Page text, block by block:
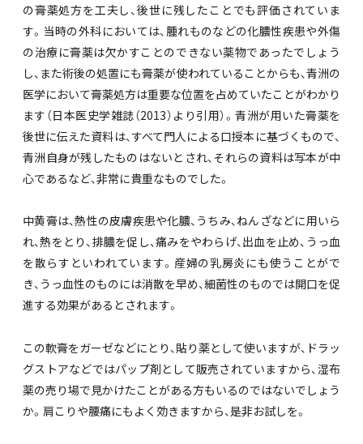
の膏薬処方を工夫し、後世に残したことでも評価されていま
す。当時の外科においては、腫れものなどの化膿性疾患や外傷
の治療に膏薬は欠かすことのできない薬物であったでしょう
し、また術後の処置にも膏薬が使われていることからも、青洲の
医学において膏薬処方は重要な位置を占めていたことがわかり
ます（日本医史学雑誌（2013）より引用）。青洲が用いた膏薬を
後世に伝えた資料は、すべて門人による口授本に基づくもので、
青洲自身が残したものはないとされ、それらの資料は写本が中
心であるなど、非常に貴重なものでした。
中黄膏は、熱性の皮膚疾患や化膿、うちみ、ねんざなどに用いら
れ、熱をとり、排膿を促し、痛みをやわらげ、出血を止め、うっ血
を散らすといわれています。産婦の乳房炎にも使うことがで
き、うっ血性のものには消散を早め、細菌性のものでは開口を促
進する効果があるとされます。
この軟膏をガーゼなどにとり、貼り薬として使いますが、ドラッ
グストアなどではパップ剤として販売されていますから、湿布
薬の売り場で見かけたことがある方もいるのではないでしょう
か。肩こりや腰痛にもよく効きますから、是非お試しを。